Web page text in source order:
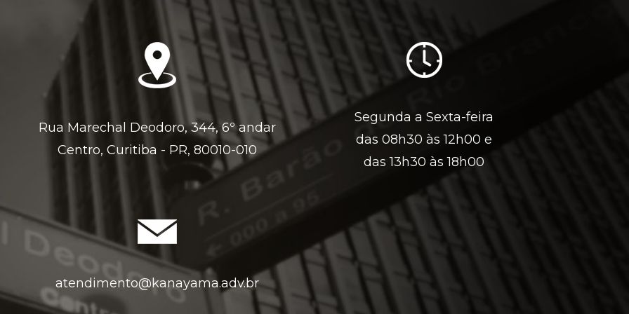
Rua Marechal Deodoro, 344, 6º andar
Centro, Curitiba - PR, 80010-010
Segunda a Sexta-feira
das 08h30 às 12h00 e
das 13h30 às 18h00
atendimento@kanayama.adv.br